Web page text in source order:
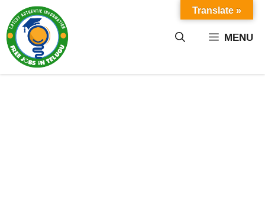
content MENU
Translate »